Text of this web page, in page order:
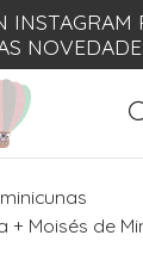
INSTAGRAM
minicunas